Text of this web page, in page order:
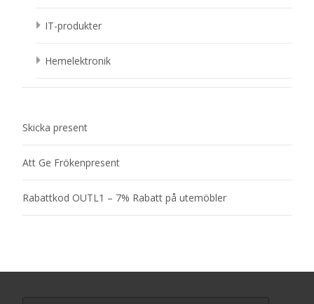
IT-produkter
Hemelektronik
Skicka present
Att Ge Frökenpresent
Rabattkod OUTL1 – 7% Rabatt på utemöbler